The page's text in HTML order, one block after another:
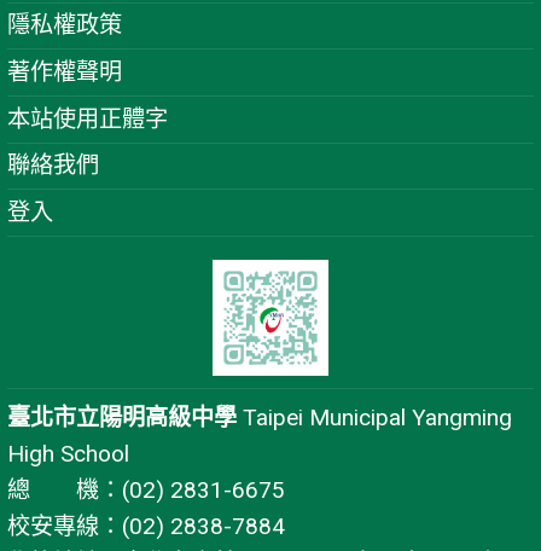
隱私權政策
著作權聲明
本站使用正體字
聯絡我們
登入
臺北市立陽明高級中學 Taipei Municipal Yangming
High School
總 機：(02) 2831-6675
校安專線：(02) 2838-7884